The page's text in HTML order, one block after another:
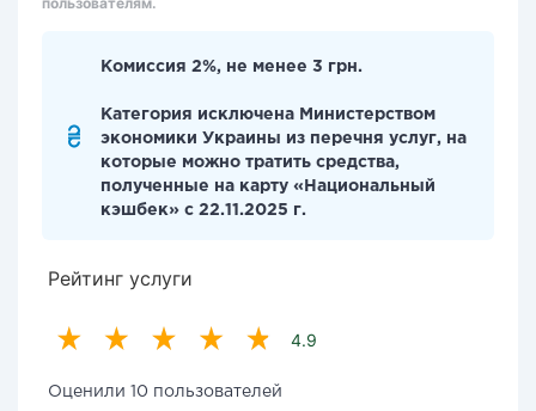
Комиссия 2%, не менее 3 грн.
Категория исключена Министерством
экономики Украины из перечня услуг, на
которые можно тратить средства,
полученные на карту «Национальный
кэшбек» с 22.11.2025 г.
Рейтинг услуги
4.9
Оценили 10 пользователей